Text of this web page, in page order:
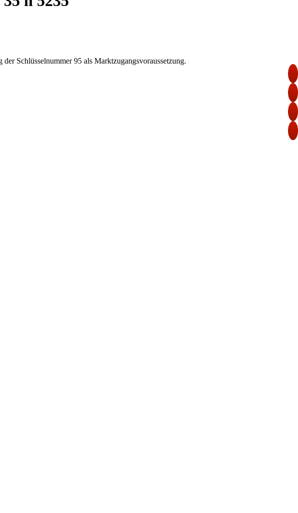
Schlüsselnummer 95 als Marktzugangsvoraussetzung.